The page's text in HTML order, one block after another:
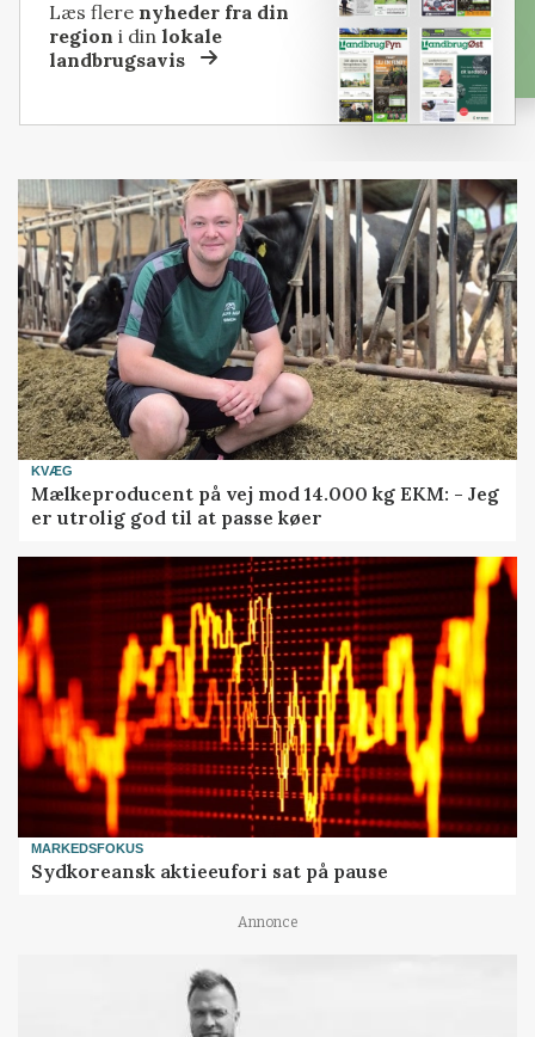
Læs flere nyheder fra din
region i dinlokale
landbrugsavis
KVÆG
Mælkeproducent på vej mod 14.000 kg EKM: - Jeg
er utrolig god til at passe køer
MARKEDSFOKUS
Sydkoreansk aktieeufori sat på pause
Annonce